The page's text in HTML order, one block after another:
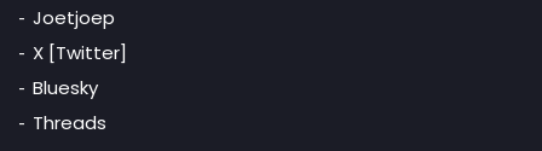
Joetjoep
X [Twitter]
Bluesky
Threads